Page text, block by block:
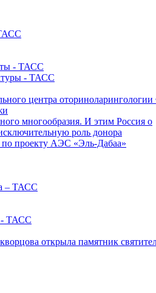
- ТАСС
- ТАСС
центра
многообразия. И этим Россия о
роль донора
по проекту АЭС «Эль-Дабаа»
– ТАСС
- ТАСС
открыла памятник